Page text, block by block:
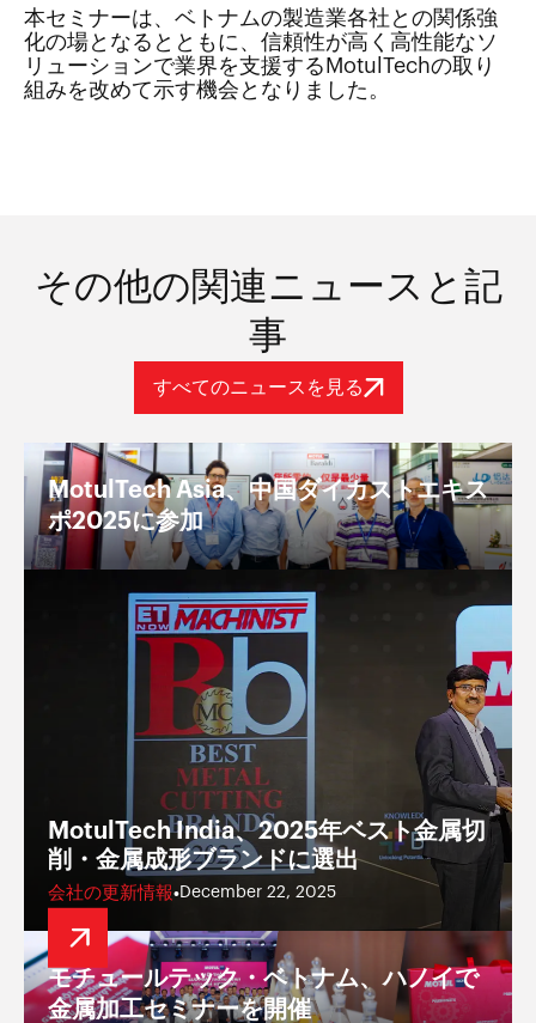
本セミナーは、ベトナムの製造業各社との関係強
化の場となるとともに、信頼性が高く高性能なソ
リューションで業界を支援するMotulTechの取り
組みを改めて示す機会となりました。
その他の関連ニュースと記
事
すべてのニュースを見る
MotulTech Asia、中国ダイカストエキス
ポ2025に参加
MotulTech India、2025年ベスト金属切
削・金属成形ブランドに選出
会社の更新情報•December 22, 2025
モチュールテック・ベトナム、ハノイで
金属加工セミナーを開催